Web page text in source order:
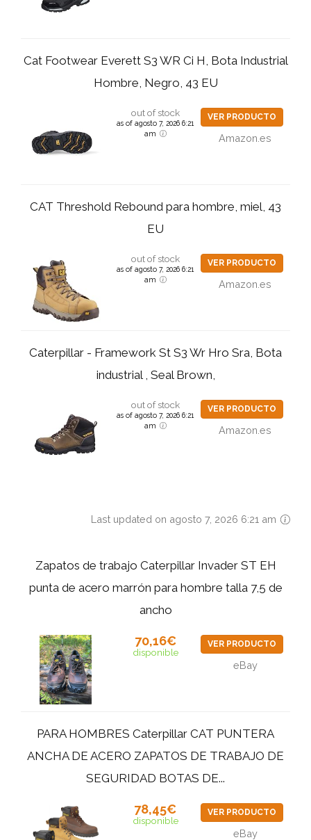
Cat Footwear Everett S3 WR Ci H, Bota Industrial
Hombre, Negro, 43 EU
out of stock
as of agosto 7, 2026 6:21
am
VER PRODUCTO
Amazon.es
CAT Threshold Rebound para hombre, miel, 43
EU
out of stock
as of agosto 7, 2026 6:21
am
VER PRODUCTO
Amazon.es
Caterpillar - Framework St S3 Wr Hro Sra, Bota
industrial , Seal Brown,
out of stock
as of agosto 7, 2026 6:21
am
VER PRODUCTO
Amazon.es
Last updated on agosto 7, 2026 6:21 am
Zapatos de trabajo Caterpillar Invader ST EH
punta de acero marrón para hombre talla 7,5 de
ancho
70,16€
disponible
VER PRODUCTO
eBay
PARA HOMBRES Caterpillar CAT PUNTERA
ANCHA DE ACERO ZAPATOS DE TRABAJO DE
SEGURIDAD BOTAS DE...
78,45€
disponible
VER PRODUCTO
eBay